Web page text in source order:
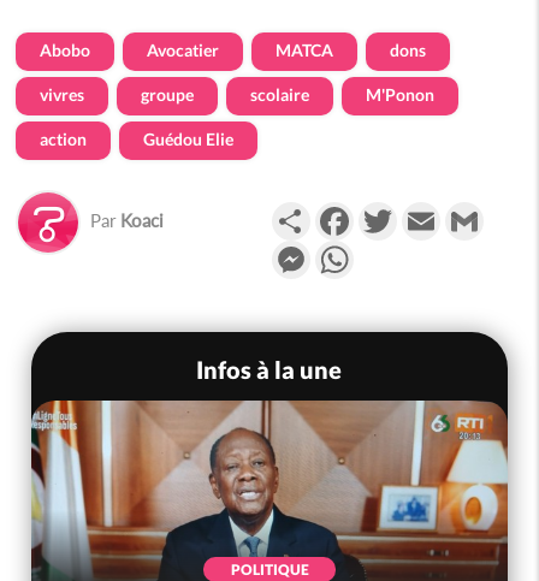
Abobo Avocatier MATCA dons
vivres groupe scolaire M'Ponon
action Guédou Elie
Par Koaci PartagerFacebookTwitterEmail
Messenger
Infos à la une
POLITIQUE